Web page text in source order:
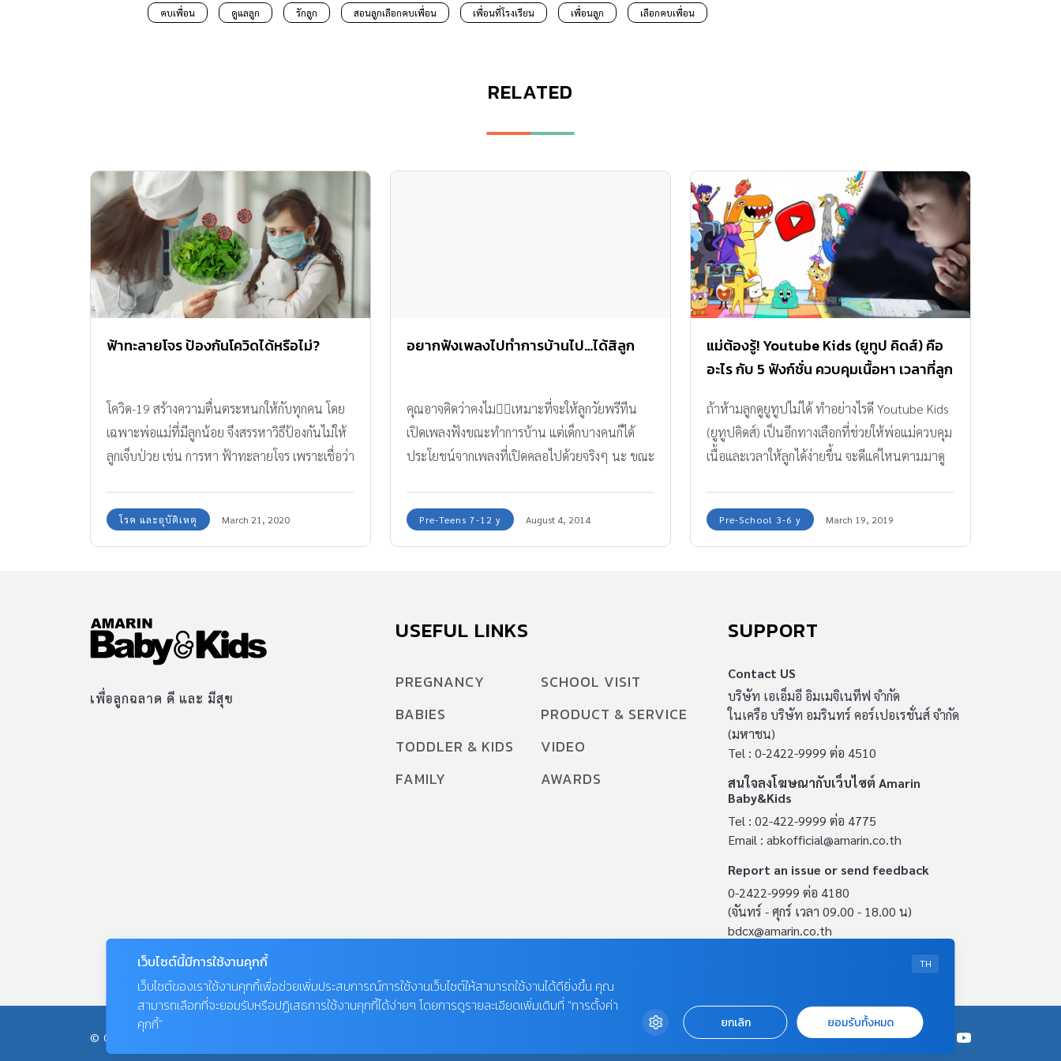
คบเพื่อน ดูแลลูก รักลูก สอนลูกเลือกคบเพื่อน เพื่อนที่โรงเรียน เพื่อนลูก เลือกคบเพื่อน
RELATED
ฟ้าทะลายโจร ป้องกันโควิดได้หรือไม่?
โควิด-19 สร้างความตื่นตระหนกให้กับทุกคน โดย
เฉพาะพ่อแม่ที่มีลูกน้อย จึงสรรหาวิธีป้องกันไม่ให้
ลูกเจ็บป่วย เช่น การหา ฟ้าทะลายโจร เพราะเชื่อว่า
โรค และอุบัติเหตุ March 21, 2020
อยากฟังเพลงไปทำการบ้านไป…ได้สิลูก
คุณอาจคิดว่าคงไม่เหมาะที่จะให้ลูกวัยพรีทีน
เปิดเพลงฟังขณะทำการบ้าน แต่เด็กบางคนก็ได้
ประโยชน์จากเพลงที่เปิดคลอไปด้วยจริงๆ นะ ขณะ
Pre-Teens 7-12 y August 4, 2014
แม่ต้องรู้! Youtube Kids (ยูทูป คิดส์) คือ
อะไร กับ 5 ฟังก์ชั่น ควบคุมเนื้อหา เวลาที่ลูก
ถ้าห้ามลูกดูยูทูปไม่ได้ ทำอย่างไรดี Youtube Kids
(ยูทูปคิดส์) เป็นอีกทางเลือกที่ช่วยให้พ่อแม่ควบคุม
เนื้อและเวลาให้ลูกได้ง่ายขึ้น จะดีแค่ไหนตามมาดู
Pre-School 3-6 y March 19, 2019
เพื่อลูกฉลาด ดี และ มีสุข
USEFUL LINKS
PREGNANCY
BABIES
TODDLER & KIDS
FAMILY
SCHOOL VISIT
PRODUCT & SERVICE
VIDEO
AWARDS
SUPPORT
Contact US
บริษัท เอเอ็มอี อิมเมจิเนทีฟ จำกัด
ในเครือ บริษัท อมรินทร์ คอร์เปอเรชั่นส์ จำกัด
(มหาชน)
Tel : 0-2422-9999 ต่อ 4510
สนใจลงโฆษณากับเว็บไซต์ Amarin
Baby&Kids
Tel : 02-422-9999 ต่อ 4775
Email : abkofficial@amarin.co.th
Report an issue or send feedback
0-2422-9999 ต่อ 4180
(จันทร์ - ศุกร์ เวลา 09.00 - 18.00 น)
bdcx@amarin.co.th
OUR SOCIALS
© COPYRIGHT 2026
TH
เว็บไซต์นี้มีการใช้งานคุกกี้
เว็บไซต์ของเราใช้งานคุกกี้เพื่อช่วยเพิ่มประสบการณ์การใช้งานเว็บไซต์ให้สามารถใช้งานได้ดียิ่งขึ้น คุณ
สามารถเลือกที่จะยอมรับหรือปฏิเสธการใช้งานคุกกี้ได้ง่ายๆ โดยการดูรายละเอียดเพิ่มเติมที่ “การตั้งค่า
คุกกี้”
ยกเลิก ยอมรับทั้งหมด